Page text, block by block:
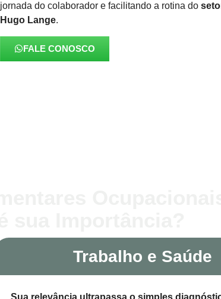
jornada do colaborador e facilitando a rotina do
Hugo Lange.
FALE CONOSCO
Trabalho e Saúde
Sua relevância ultrapassa o simples